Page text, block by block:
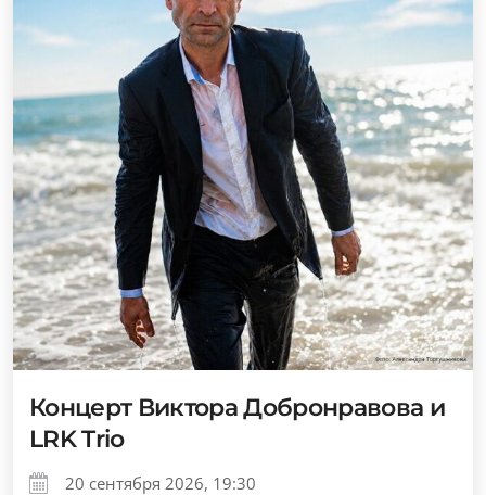
Концерт Виктора Добронравова и
LRK Trio
20 сентября 2026, 19:30